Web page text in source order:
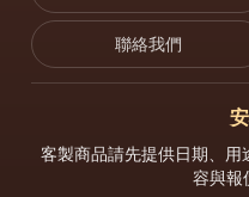
聯絡我們
客製商品請先提供日期、
容與報